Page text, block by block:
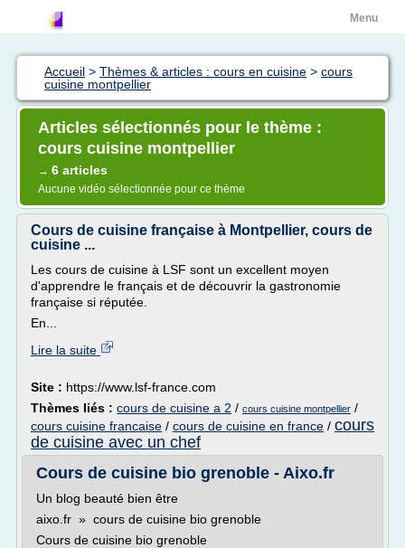
Menu
Accueil > Thèmes & articles : cours en cuisine > cours
cuisine montpellier
Articles sélectionnés pour le thème :
cours cuisine montpellier
→ 6 articles
Aucune vidéo sélectionnée pour ce thème
Cours de cuisine française à Montpellier, cours de
cuisine ...
Les cours de cuisine à LSF sont un excellent moyen
d'apprendre le français et de découvrir la gastronomie
française si réputée.
En...
Lire la suite
Site : https://www.lsf-france.com
Thèmes liés : cours de cuisine a 2 / cours cuisine montpellier /
cours cuisine francaise / cours de cuisine en france / cours
de cuisine avec un chef
Cours de cuisine bio grenoble - Aixo.fr
Un blog beauté bien être
aixo.fr » cours de cuisine bio grenoble
Cours de cuisine bio grenoble